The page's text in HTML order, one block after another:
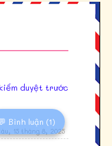
duyệt trước
15 tháng 8, 2025
Bình luận (1)